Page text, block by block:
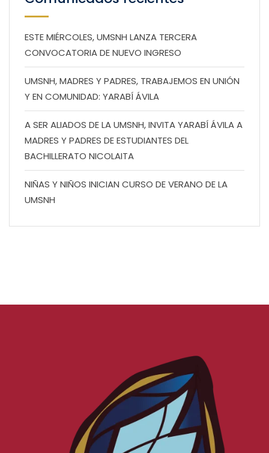
ESTE MIÉRCOLES, UMSNH LANZA TERCERA
CONVOCATORIA DE NUEVO INGRESO
UMSNH, MADRES Y PADRES, TRABAJEMOS EN UNIÓN
Y EN COMUNIDAD: YARABÍ ÁVILA
A SER ALIADOS DE LA UMSNH, INVITA YARABÍ ÁVILA A
MADRES Y PADRES DE ESTUDIANTES DEL
BACHILLERATO NICOLAITA
NIÑAS Y NIÑOS INICIAN CURSO DE VERANO DE LA
UMSNH